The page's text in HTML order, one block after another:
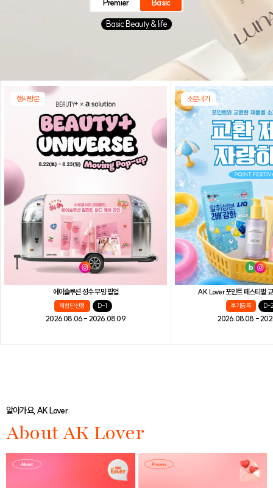
Premier
Basic
Basic Beauty & life
행사방문
에이솔루션 성수 무빙 팝업
체험단 신청 D-1
2026.08.06 - 2026.08.09
소문내기
AK Lover 포인트 페스티벌
후기등록 D-
2026.08.08 -
알아가요, AK Lover
About AK Lover